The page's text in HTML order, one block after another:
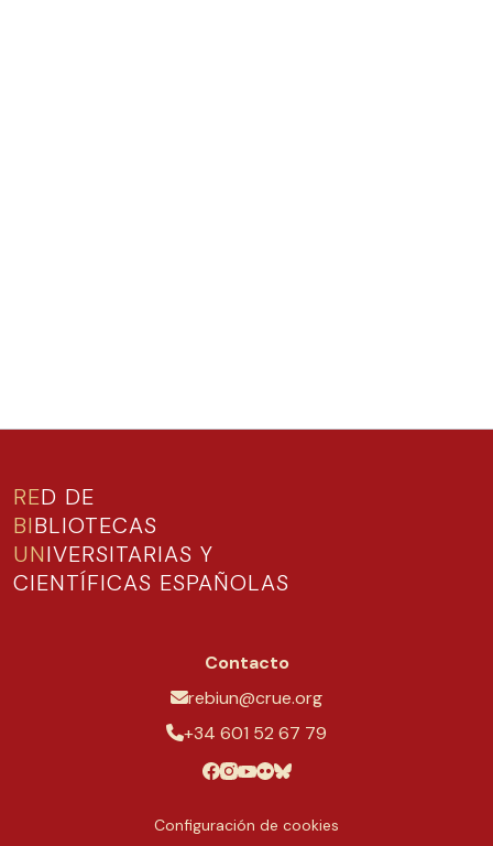
RED DE
BIBLIOTECAS
UNIVERSITARIAS Y
CIENTÍFICAS ESPAÑOLAS
Contacto
rebiun@crue.org
+34 601 52 67 79
Configuración de cookies